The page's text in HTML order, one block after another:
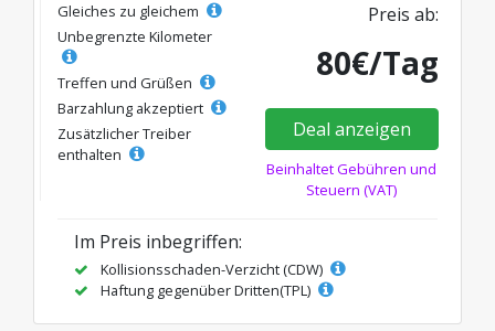
Gleiches zu gleichem
Unbegrenzte Kilometer
Treffen und Grüßen
Barzahlung akzeptiert
Zusätzlicher Treiber
enthalten
Preis ab:
80€/Tag
Deal anzeigen
Beinhaltet Gebühren und
Steuern (VAT)
Im Preis inbegriffen:
Kollisionsschaden-Verzicht (CDW)
Haftung gegenüber Dritten(TPL)